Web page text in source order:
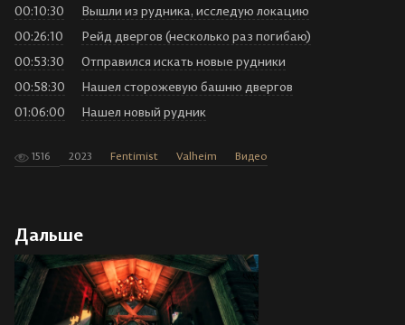
00:10:30
Вышли из рудника, исследую локацию
00:26:10
Рейд двергов (несколько раз погибаю)
00:53:30
Отправился искать новые рудники
00:58:30
Нашел сторожевую башню двергов
01:06:00
Нашел новый рудник
1516 2023 Fentimist Valheim Видео
Дальше